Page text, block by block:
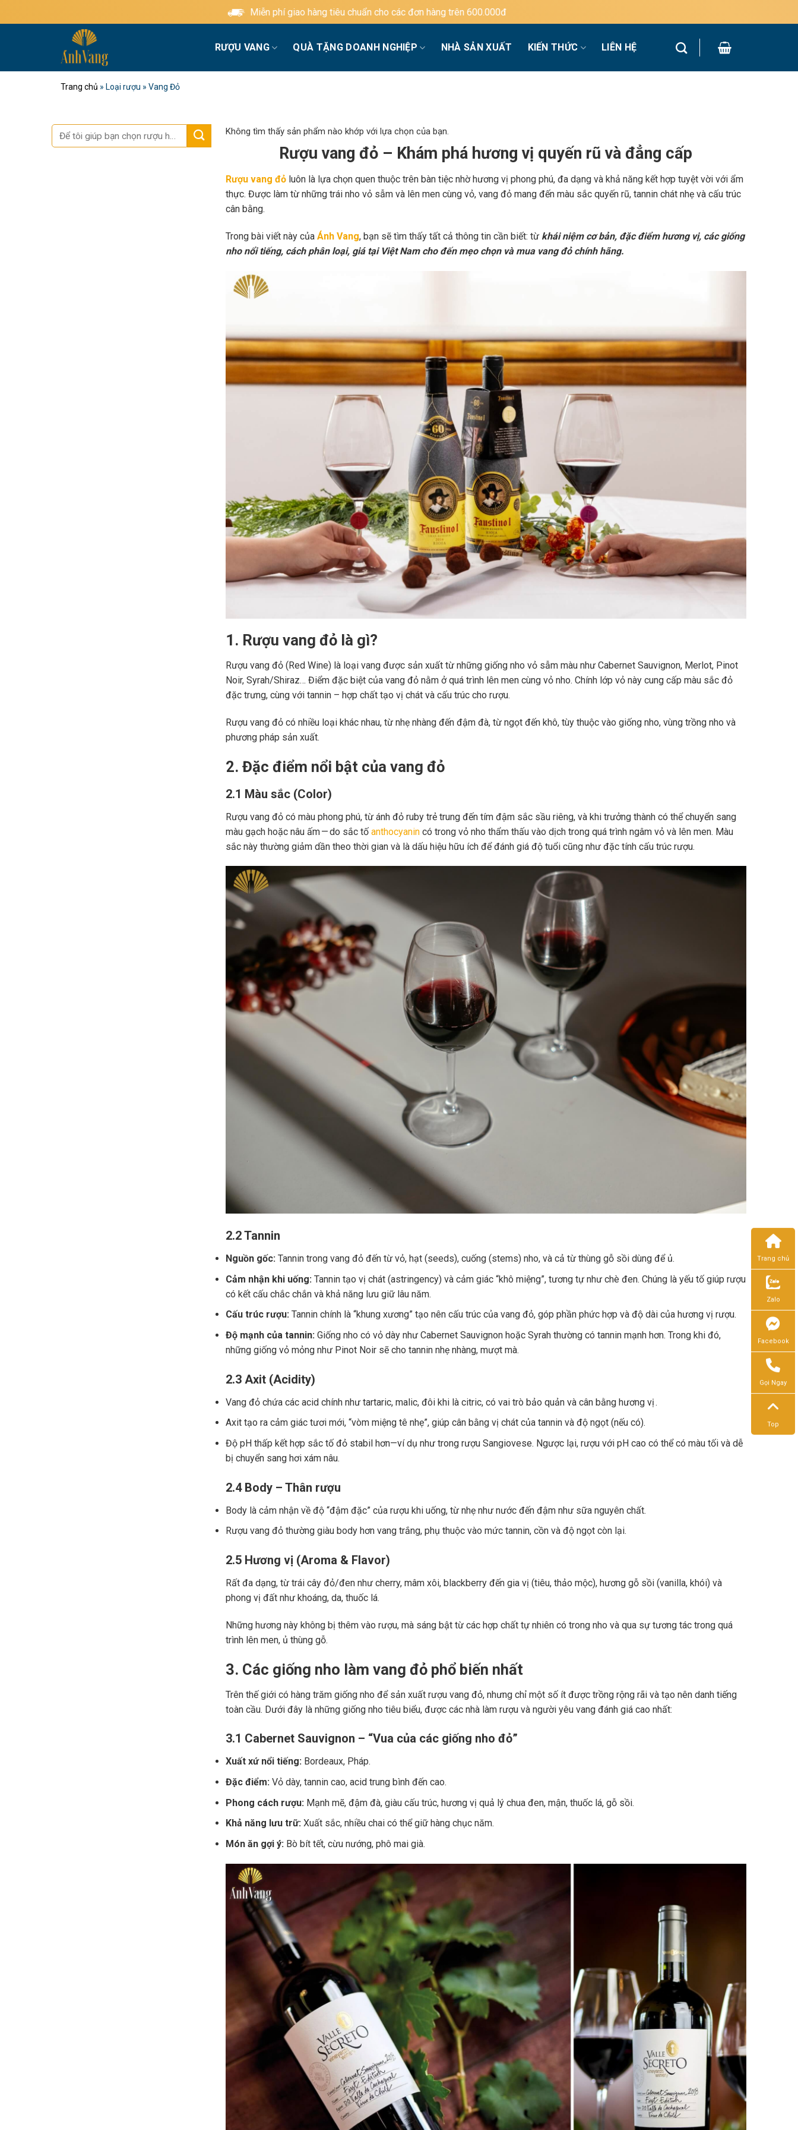
qua
Miễn phí giao hàng tiêu chuẩn cho các đơn hàng trên 600.000đ
RƯỢU VANG QUÀ TẶNG DOANH NGHIỆP NHÀ SẢN XUẤT KIẾN THỨC LIÊN HỆ
Trang chủ » Loại rượu » Vang Đỏ
Tìm
kiếm:
Không tìm thấy sản phẩm nào khớp với lựa chọn của bạn.
Rượu vang đỏ – Khám phá hương vị quyến rũ và đẳng cấp
Rượu vang đỏluôn là lựa chọn quen thuộc trên bàn tiệc nhờ hương vị phong phú, đa dạng và khả năng kết hợp tuyệt vời với ẩm
thực. Được làm từ những trái nho vỏ sẫm và lên men cùng vỏ, vang đỏ mang đến màu sắc quyến rũ, tannin chát nhẹ và cấu trúc
cân bằng.
Trong bài viết này của Ánh Vang, bạn sẽ tìm thấy tất cả thông tin cần biết: từ khái niệm cơ bản, đặc điểm hương vị, các giống
nho nổi tiếng, cách phân loại, giá tại Việt Nam cho đến mẹo chọn và mua vang đỏ chính hãng.
1. Rượu vang đỏ là gì?
Rượu vang đỏ (Red Wine) là loại vang được sản xuất từ những giống nho vỏ sẫm màu như Cabernet Sauvignon, Merlot, Pinot
Noir, Syrah/Shiraz… Điểm đặc biệt của vang đỏ nằm ở quá trình lên men cùng vỏ nho. Chính lớp vỏ này cung cấp màu sắc đỏ
đặc trưng, cùng với tannin – hợp chất tạo vị chát và cấu trúc cho rượu.
Rượu vang đỏ có nhiều loại khác nhau, từ nhẹ nhàng đến đậm đà, từ ngọt đến khô, tùy thuộc vào giống nho, vùng trồng nho và
phương pháp sản xuất.
2. Đặc điểm nổi bật của vang đỏ
2.1 Màu sắc (Color)
Rượu vang đỏ có màu phong phú, từ ánh đỏ ruby trẻ trung đến tím đậm sắc sầu riêng, và khi trưởng thành có thể chuyển sang
màu gạch hoặc nâu ấm — do sắc tố anthocyanincó trong vỏ nho thẩm thấu vào dịch trong quá trình ngâm vỏ và lên men. Màu
sắc này thường giảm dần theo thời gian và là dấu hiệu hữu ích để đánh giá độ tuổi cũng như đặc tính cấu trúc rượu.
2.2 Tannin
Nguồn gốc:Tannin trong vang đỏ đến từ vỏ, hạt (seeds), cuống (stems) nho, và cả từ thùng gỗ sồi dùng để ủ.
Cảm nhận khi uống:Tannin tạo vị chát (astringency) và cảm giác “khô miệng”, tương tự như chè đen. Chúng là yếu tố giúp rượu
có kết cấu chắc chắn và khả năng lưu giữ lâu năm.
Cấu trúc rượu:Tannin chính là “khung xương” tạo nên cấu trúc của vang đỏ, góp phần phức hợp và độ dài của hương vị rượu.
Độ mạnh của tannin:Giống nho có vỏ dày như Cabernet Sauvignon hoặc Syrah thường có tannin mạnh hơn. Trong khi đó,
những giống vỏ mỏng như Pinot Noir sẽ cho tannin nhẹ nhàng, mượt mà.
2.3 Axit (Acidity)
Vang đỏ chứa các acid chính như tartaric, malic, đôi khi là citric, có vai trò bảo quản và cân bằng hương vị .
Axit tạo ra cảm giác tươi mới, “vòm miệng tê nhẹ”, giúp cân bằng vị chát của tannin và độ ngọt (nếu có).
Độ pH thấp kết hợp sắc tố đỏ stabil hơn—ví dụ như trong rượu Sangiovese. Ngược lại, rượu với pH cao có thể có màu tối và dễ
bị chuyển sang hơi xám nâu.
2.4 Body – Thân rượu
Body là cảm nhận về độ “đậm đặc” của rượu khi uống, từ nhẹ như nước đến đậm như sữa nguyên chất.
Rượu vang đỏ thường giàu body hơn vang trắng, phụ thuộc vào mức tannin, cồn và độ ngọt còn lại.
2.5 Hương vị (Aroma & Flavor)
Rất đa dạng, từ trái cây đỏ/đen như cherry, mâm xôi, blackberry đến gia vị (tiêu, thảo mộc), hương gỗ sồi (vanilla, khói) và
phong vị đất như khoáng, da, thuốc lá.
Những hương này không bị thêm vào rượu, mà sáng bật từ các hợp chất tự nhiên có trong nho và qua sự tương tác trong quá
trình lên men, ủ thùng gỗ.
3. Các giống nho làm vang đỏ phổ biến nhất
Trên thế giới có hàng trăm giống nho để sản xuất rượu vang đỏ, nhưng chỉ một số ít được trồng rộng rãi và tạo nên danh tiếng
toàn cầu. Dưới đây là những giống nho tiêu biểu, được các nhà làm rượu và người yêu vang đánh giá cao nhất:
3.1 Cabernet Sauvignon – “Vua của các giống nho đỏ”
Xuất xứ nổi tiếng:Bordeaux, Pháp.
Đặc điểm:Vỏ dày, tannin cao, acid trung bình đến cao.
Phong cách rượu: Mạnh mẽ, đậm đà, giàu cấu trúc, hương vị quả lý chua đen, mận, thuốc lá, gỗ sồi.
Khả năng lưu trữ:Xuất sắc, nhiều chai có thể giữ hàng chục năm.
Món ăn gợi ý: Bò bít tết, cừu nướng, phô mai già.
Trang chủ
Zalo
Facebook
Gọi Ngay
Top